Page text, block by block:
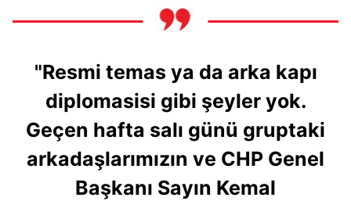
"Resmi temas ya da arka kapı
diplomasisi gibi şeyler yok.
Geçen hafta salı günü gruptaki
arkadaşlarımızın ve CHP Genel
Başkanı Sayın Kemal